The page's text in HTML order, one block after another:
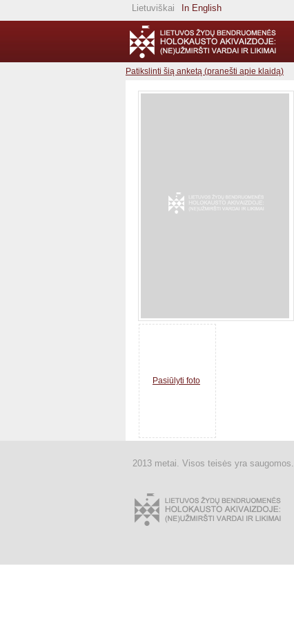
Lietuviškai In English
Patikslinti šią anketą (pranešti apie klaidą)
Pasiūlyti foto
2013 metai. Visos teisės yra saugomos.